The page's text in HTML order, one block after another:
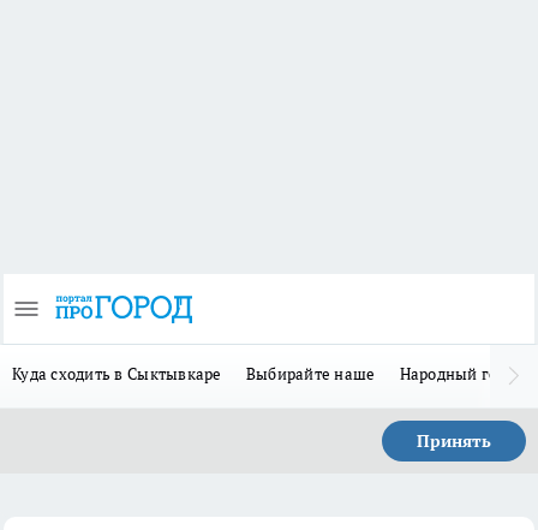
Куда сходить в Сыктывкаре Выбирайте наше Народный герой-
Принять